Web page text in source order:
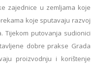
zajednice u zemljama koje
koje sputavaju razvoj
Tijekom putovanja sudionici
dobre prakse Grada
proizvodnju i korištenje